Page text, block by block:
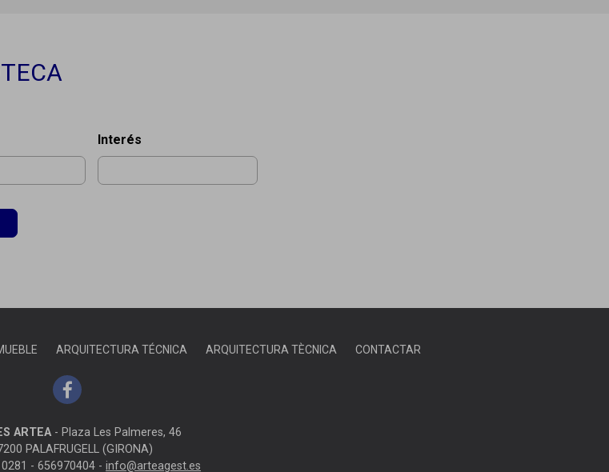
Interés
ARQUITECTURA TÉCNICA ARQUITECTURA TÈCNICA CONTACTAR
ARTEA - Plaza Les Palmeres, 46
PALAFRUGELL (GIRONA)
- 656970404 - info@arteagest.es